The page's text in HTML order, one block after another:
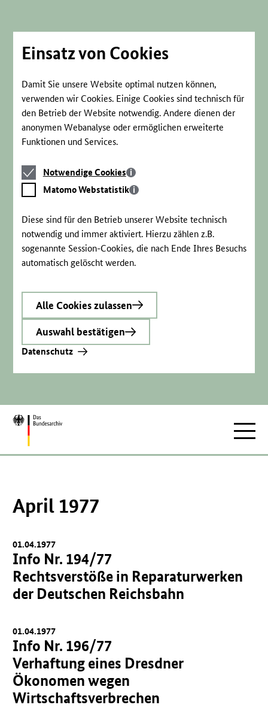
Einsatz von Cookies
Damit Sie unsere Website optimal nutzen können,
verwenden wir Cookies. Einige Cookies sind technisch für
den Betrieb der Website notwendig. Andere dienen der
anonymen Webanalyse oder ermöglichen erweiterte
Funktionen und Services.
Notwendige
Cookies
Notwendige Cookies
Matomo
Webstatistik
Matomo Webstatistik
Diese sind für den Betrieb unserer Website technisch
notwendig und immer aktiviert. Hierzu zählen z.B.
sogenannte Session-Cookies, die nach Ende Ihres Besuchs
automatisch gelöscht werden.
Alle Cookies zulassen
Auswahl bestätigen
Datenschutz
Zur
April 1977
01.04.1977
Info Nr. 194/77
Rechtsverstöße in Reparaturwerken
der Deutschen Reichsbahn
01.04.1977
Info Nr. 196/77
Verhaftung eines Dresdner
Ökonomen wegen
Wirtschaftsverbrechen